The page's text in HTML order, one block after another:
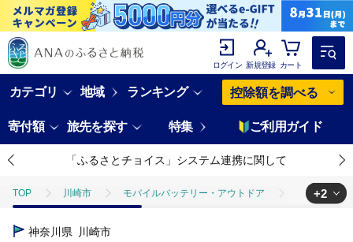
ログイン 新規登録 カート
カテゴリ 地域 ランキング 控除額を調べる
寄付額 旅先を探す 特集 ご利用ガイド
「ふるさとチョイス」システム連携に関して
TOP 川崎市 モバイルバッテリー・アウトドア 【多摩電子
TOP
+2
神奈川県 川崎市